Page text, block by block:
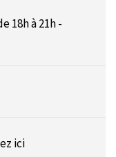
18h à 21h -
ici